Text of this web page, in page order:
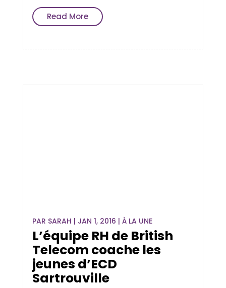
Read More
PAR SARAH | JAN 1, 2016 |À LA UNE
L’équipe RH de British
Telecom coache les
jeunes d’ECD
Sartrouville